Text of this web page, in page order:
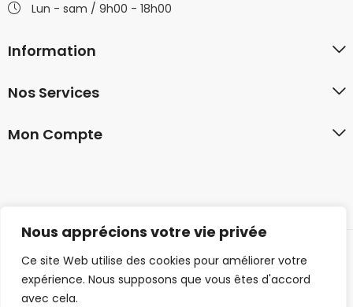
Nous apprécions votre vie privée
Ce site Web utilise des cookies pour améliorer votre
expérience. Nous supposons que vous êtes d'accord
avec cela.
Lun - sam / 9h00 - 18h00
Information
Nos Services
Mon Compte
© 2026 familyshirt.co. Tous droits réservés.